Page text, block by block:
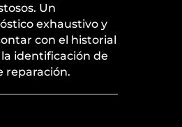
Un
exhaustivo y
con el historial
identificación de
reparación.